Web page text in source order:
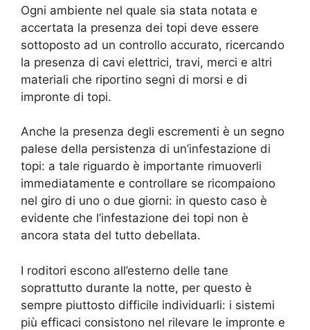
Ogni ambiente nel quale sia stata notata e
accertata la presenza dei topi deve essere
sottoposto ad un controllo accurato, ricercando
la presenza di cavi elettrici, travi, merci e altri
materiali che riportino segni di morsi e di
impronte di topi.
Anche la presenza degli escrementi è un segno
palese della persistenza di un’infestazione di
topi: a tale riguardo è importante rimuoverli
immediatamente e controllare se ricompaiono
nel giro di uno o due giorni: in questo caso è
evidente che l’infestazione dei topi non è
ancora stata del tutto debellata.
I roditori escono all’esterno delle tane
soprattutto durante la notte, per questo è
sempre piuttosto difficile individuarli: i sistemi
più efficaci consistono nel rilevare le impronte e